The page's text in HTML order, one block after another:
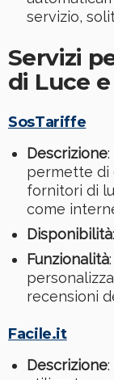
servizio,
Servizi
di Luce e
SosTariffe
Descrizione:
permette di
fornitori di
come
Disponibilità
Funzionalità
recensioni
Facile.it
Descrizione: